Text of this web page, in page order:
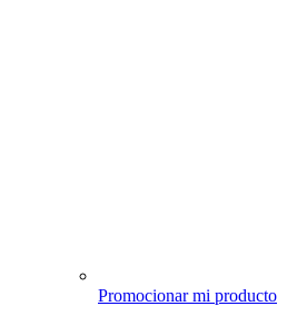
Promocionar mi producto